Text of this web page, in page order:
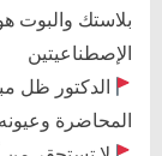
بلاستك والبوت
الإصطناعيتين
الدكتور ظل
المحاضرة